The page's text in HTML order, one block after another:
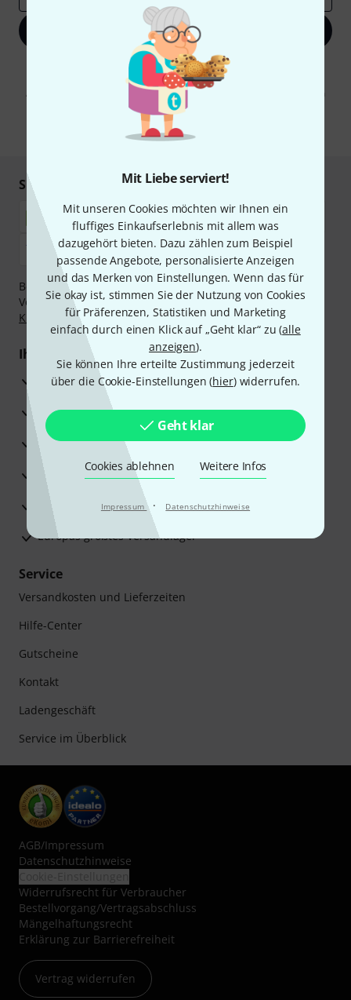
Mit Liebe serviert!
Mit unseren Cookies möchten wir Ihnen ein
fluffiges Einkaufserlebnis mit allem was
dazugehört bieten. Dazu zählen zum Beispiel
passende Angebote, personalisierte Anzeigen
und das Merken von Einstellungen. Wenn das für
Sie okay ist, stimmen Sie der Nutzung von Cookies
für Präferenzen, Statistiken und Marketing
einfach durch einen Klick auf „Geht klar“ zu (alle
anzeigen).
Sie können Ihre erteilte Zustimmung jederzeit
über die Cookie-Einstellungen (hier) widerrufen.
Geht klar
Cookies ablehnen Weitere Infos
Impressum · Datenschutzhinweise
Jetzt anmelden
Mit Klick auf „Jetzt anmelden“ stimmen Sie dem Erhalt von E-Mail-
Werbung und einer Messung des E-Mail-Nutzungsverhaltens zu. Die
Abmeldung ist jederzeit möglich. Weitere Informationen finden Sie in
unseren
Datenschutzhinweisen
* Pflichtfeld
Sicher einkaufen & bezahlen
Bezahlen Sie vertraulich und sicher per Nachnahme,
Vorkasse, PayPal, Amazon Pay,Klarna Sofort bezahlen,
Klarna Ratenzahlungoder Kreditkarte.
Ihre Vorteile
3 Jahre Thomann Garantie
30 Tage Money-Back-Garantie
Reparaturservice
Beratung durch Fachexperten
Zufriedenheitsgarantie
Europas größtes Versandlager
Service
Versandkosten und Lieferzeiten
Hilfe-Center
Gutscheine
Kontakt
Ladengeschäft
Service im Überblick
AGB/Impressum
Datenschutzhinweise
Widerrufsrecht für Verbraucher
Bestellvorgang/Vertragsabschluss
Mängelhaftungsrecht
Erklärung zur Barrierefreiheit
Vertrag widerrufen